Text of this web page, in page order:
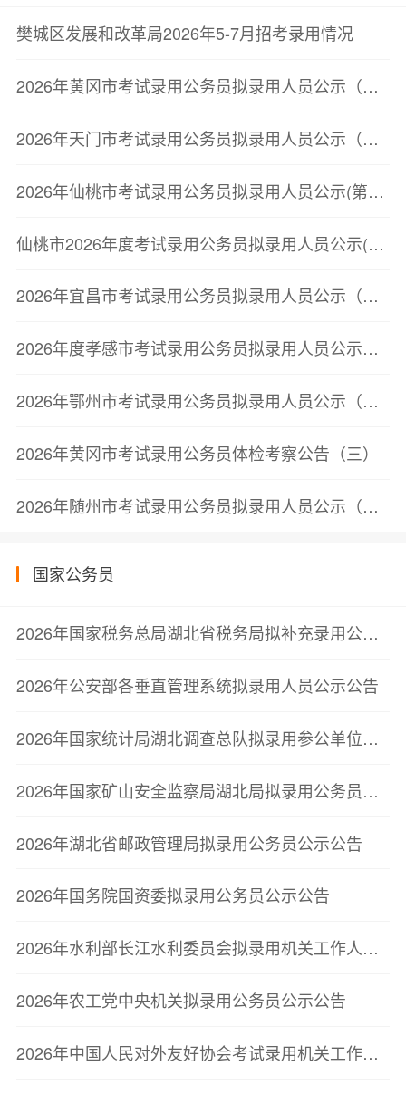
樊城区发展和改革局2026年5-7月招考录用情况
2026年黄冈市考试录用公务员拟录用人员公示（第三批）
2026年天门市考试录用公务员拟录用人员公示（第二批）
2026年仙桃市考试录用公务员拟录用人员公示(第二批)
仙桃市2026年度考试录用公务员拟录用人员公示(第二批)
2026年宜昌市考试录用公务员拟录用人员公示（第二批）
2026年度孝感市考试录用公务员拟录用人员公示（第二批）
2026年鄂州市考试录用公务员拟录用人员公示（第三批）
2026年黄冈市考试录用公务员体检考察公告（三）
2026年随州市考试录用公务员拟录用人员公示（第三批）
国家公务员
2026年国家税务总局湖北省税务局拟补充录用公务员公示公告（第一批）
2026年公安部各垂直管理系统拟录用人员公示公告
2026年国家统计局湖北调查总队拟录用参公单位工作人员公示公告
2026年国家矿山安全监察局湖北局拟录用公务员公示公告
2026年湖北省邮政管理局拟录用公务员公示公告
2026年国务院国资委拟录用公务员公示公告
2026年水利部长江水利委员会拟录用机关工作人员公示公告
2026年农工党中央机关拟录用公务员公示公告
2026年中国人民对外友好协会考试录用机关工作人员拟录用人员公示